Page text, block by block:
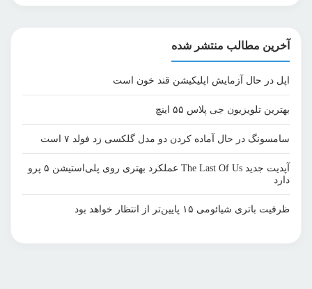
آخرین مطالب منتشر شده
اپل در حال آزمایش اپلیکیشن قند خون است
بهترین تلویزیون جی پلاس ۵۵ اینچ
سامسونگ در حال آماده کردن دو مدل گلکسی زد فولد ۷ است
آپدیت جدید The Last Of Us عملکرد بهتری روی پلی‌استیشن ۵ پرو
دارد
ظرفیت باتری شیائومی ۱۵ پایین‌تر از انتظار خواهد بود